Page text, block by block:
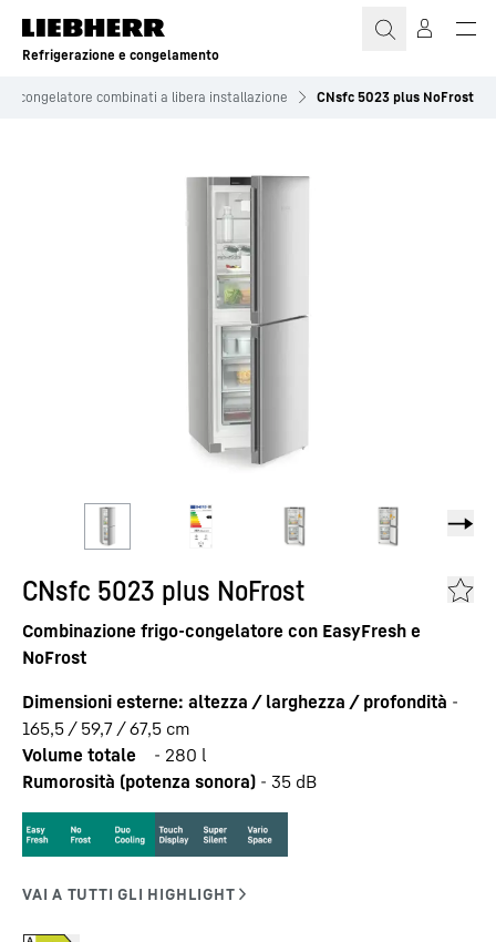
Refrigerazione e congelamento
e congelatore combinati a libera installazione CNsfc 5023 plus NoFrost
CNsfc 5023 plus NoFrost
Combinazione frigo-congelatore con EasyFresh e
NoFrost
Dimensioni esterne: altezza / larghezza / profondità -
165,5 / 59,7 / 67,5 cm
Volume totale
- 280 l
Rumorosità (potenza sonora) - 35 dB